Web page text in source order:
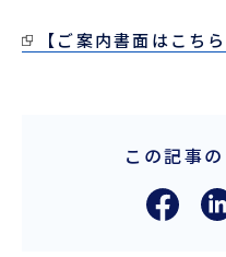
【ご案内書面はこちら
この記事